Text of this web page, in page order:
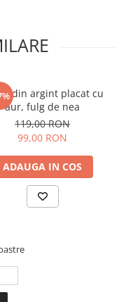
timpul altor
din argint placat cu
aur, fulg de nea
119,00 RON
99,00 RON
ADAUGA IN COS